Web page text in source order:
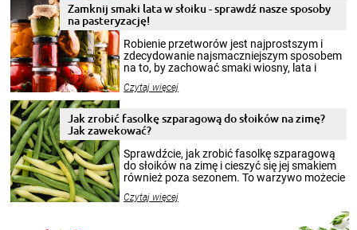
Zamknij smaki lata w słoiku - sprawdź nasze sposoby
na pasteryzację!
Robienie przetworów jest najprostszym i
zdecydowanie najsmaczniejszym sposobem
na to, by zachować smaki wiosny, lata i
krajobrazów, by cieszyć nimi oko w sezonie
pełni poczuć atmosferę cieplejszych
miesięcy. Przygotowanie słoików ze
patenty, które pozwolą zachować świeżość
przetworów.
Czytaj więcej
Jak zrobić fasolkę szparagową do słoików na zimę?
Jak zawekować?
Sprawdźcie, jak zrobić fasolkę szparagową
do słoików na zimę i cieszyć się jej smakiem
również poza sezonem. To warzywo możecie
nasze propozycje!
Czytaj więcej